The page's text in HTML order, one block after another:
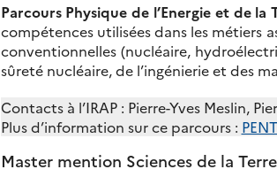
Parcours Physique de l’Energie et de la
compétences utilisées dans les métiers
conventionnelles (nucléaire,
sûreté nucléaire, de l’ingénierie et des
Contacts à l’IRAP : Pierre-Yves Meslin,
Plus d’information sur ce parcours :
Master mention Sciences de la